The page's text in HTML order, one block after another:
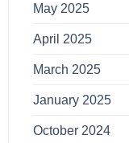
May 2025
April 2025
March 2025
January 2025
October 2024